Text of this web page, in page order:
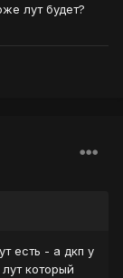
лут будет?
есть - а дкп у
который